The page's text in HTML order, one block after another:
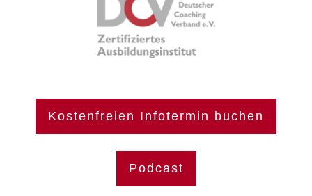
Kostenfreien Infotermin buchen
Podcast